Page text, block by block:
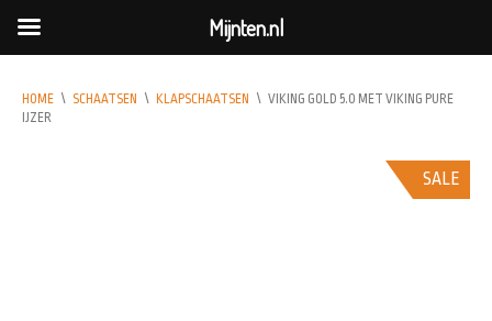
HOME \ SCHAATSEN \ KLAPSCHAATSEN \ VIKING GOLD 5.0 MET VIKING PURE
IJZER
SALE
Mijnten.nl